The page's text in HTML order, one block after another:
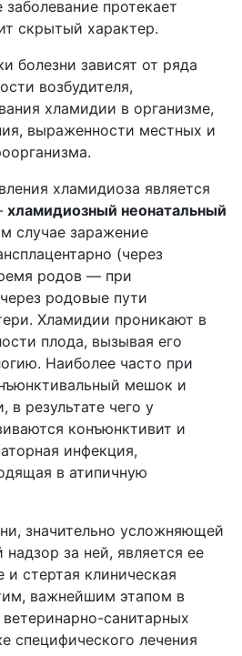
протекает
скрытый характер.
болезни зависят от ряда
возбудителя,
хламидии в организме,
выраженности местных и
хламидиоза является
хламидиозный неонатальный
случае заражение
(через
родов — при
родовые пути
Хламидии проникают в
плода, вызывая его
Наиболее часто при
мешок и
в результате чего у
конъюнктивит и
инфекция,
в атипичную
значительно усложняющей
за ней, является ее
и стертая клиническая
важнейшим этапом в
санитарных
специфического лечения